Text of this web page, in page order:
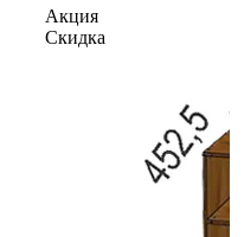
Акция
Скидка